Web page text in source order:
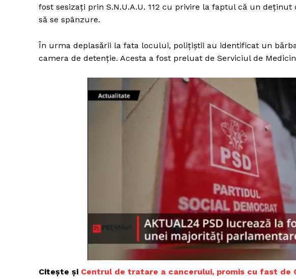
Un proiect
FREEDOM HOUSE
ROMÂNIA
fost sesizați prin S.N.U.A.U. 112 cu privire la faptul că un
să se spânzure.
În urma deplasării la fata locului, polițiștii au identificat un
camera de detenție. Acesta a fost preluat de Serviciul de
Citește și Centrul de tratare a cancerului, promis cu fast de